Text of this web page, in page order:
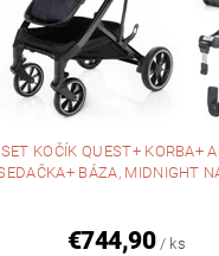
KOČÍK QUEST+ KORBA+
BÁZA, MIDNIGHT
€744,90 / ks